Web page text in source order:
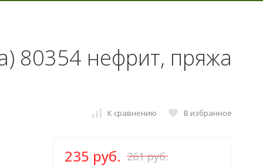
80354 нефрит, пряжа
К сравнению В избранное
235 руб. 261 руб.